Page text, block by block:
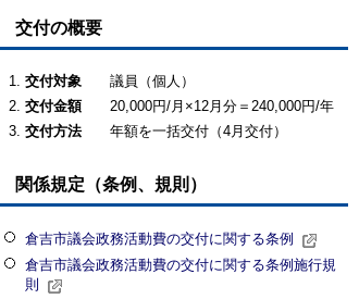
交付の概要
交付対象 議員（個人）
交付金額 20,000円/月×12月分＝240,000円/年
交付方法年額を一括交付（4月交付）
関係規定（条例、規則）
倉吉市議会政務活動費の交付に関する条例
倉吉市議会政務活動費の交付に関する条例施行規
則